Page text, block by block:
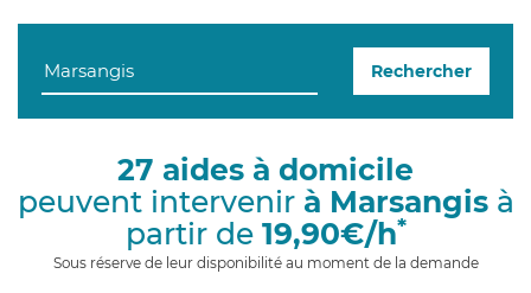
n
g
i
Rechercher
27 aides à domicile
peuvent intervenir à Marsangisà
partir de 19,90€/h*
Sous réserve de leur disponibilité au moment de la demande